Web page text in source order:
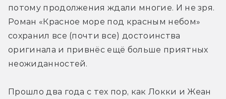
потому продолжения ждали многие. И не зря.
Роман «Красное море под красным небом»
сохранил все (почти все) достоинства
оригинала и привнёс ещё больше приятных
неожиданностей.
Прошло два года с тех пор, как Локки и Жеан